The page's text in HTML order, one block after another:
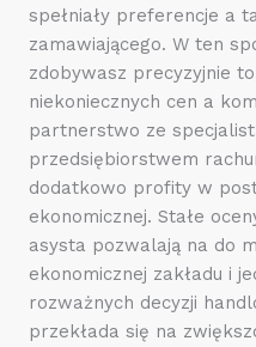
spełniały preferencje a
zamawiającego. W ten
zdobywasz precyzyjnie
niekoniecznych cen a
partnerstwo ze
przedsiębiorstwem
dodatkowo profity w
ekonomicznej. Stałe
asysta pozwalają na do
ekonomicznej zakładu i
rozważnych decyzji
przekłada się na